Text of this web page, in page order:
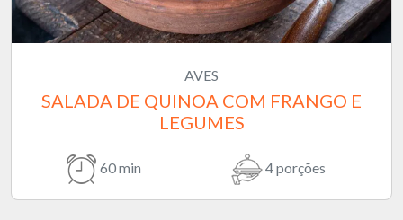
AVES
SALADA DE QUINOA COM FRANGO E
LEGUMES
60 min 4 porções